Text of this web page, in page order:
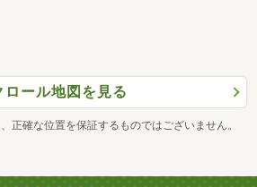
ロール地図を見る
正確な位置を保証するものではございません。